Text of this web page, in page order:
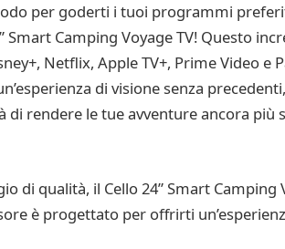
per goderti i tuoi programmi
Camping Voyage TV! Questo
Netflix, Apple TV+, Prime Video
di visione senza
rendere le tue avventure ancora più
di qualità, il Cello 24” Smart Camping
è progettato per offrirti